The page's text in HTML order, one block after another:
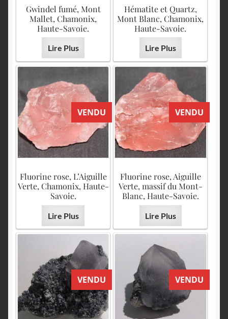
Gwindel fumé, Mont
Mallet, Chamonix,
Haute-Savoie.
Lire Plus
Hématite et Quartz,
Mont Blanc, Chamonix,
Haute-Savoie.
Lire Plus
VENDU
Fluorine rose, L’Aiguille
Verte, Chamonix, Haute-
Savoie.
Lire Plus
VENDU
Fluorine rose, Aiguille
Verte, massif du Mont-
Blanc, Haute-Savoie.
Lire Plus
VENDU VENDU